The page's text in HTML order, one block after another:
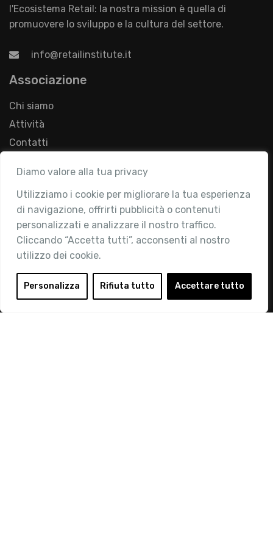
Diamo valore alla tua privacy
Utilizziamo i cookie per migliorare la tua esperienza
di navigazione, offrirti pubblicità o contenuti
personalizzati e analizzare il nostro traffico.
Cliccando “Accetta tutti”, acconsenti al nostro
utilizzo dei cookie.
Personalizza Rifiuta tutto Accettare tutto
l'Ecosistema Retail: la nostra mission è quella di
promuovere lo sviluppo e la cultura del settore.
info@retailinstitute.it
Associazione
Chi siamo
Attività
Contatti
Area Riservata
Login
Diventa Socio
Privacy Policy
© 2019 Retail Institute Italy - C.F.11617670150 - Foro